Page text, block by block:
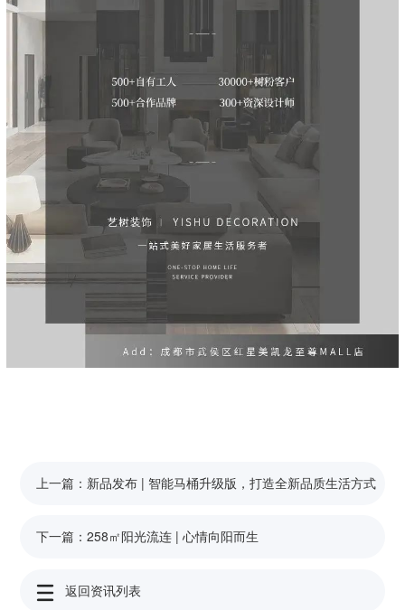
上一篇： 新品发布 | 智能马桶升级版，打造全新品质生活方式
下一篇：258㎡阳光流连 | 心情向阳而生
返回资讯列表